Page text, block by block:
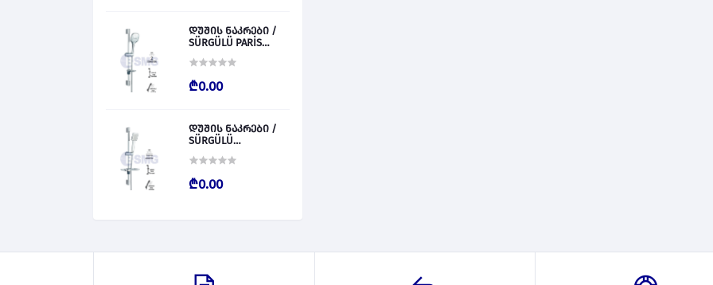
დუშის ნაკრები /
SÜRGÜLÜ PARİS
₾0.00
დუშის ნაკრები /
SÜRGÜLÜ
₾0.00